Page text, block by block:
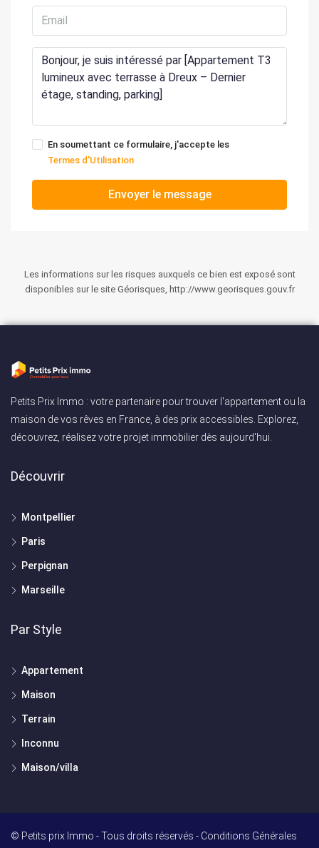
En soumettant ce formulaire, j'accepte les
Termes d'Utilisation
Envoyer le message
Les informations sur les risques auxquels ce bien est exposé sont
disponibles sur le site Géorisques, http://www.georisques.gouv.fr
Petits Prix Immo : votre partenaire pour trouver l'appartement ou la
maison de vos rêves en France, à des prix accessibles. Explorez,
découvrez, réalisez votre projet immobilier dès aujourd'hui.
Découvrir
Montpellier
Paris
Perpignan
Marseille
Par Style
Appartement
Maison
Terrain
Inconnu
Maison/villa
© Petits prix Immo - Tous droits réservés - Conditions Générales